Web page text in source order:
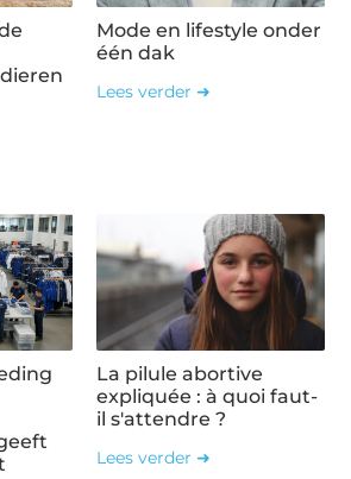
Mode en lifestyle onder
één dak
Lees verder ➜
La pilule abortive
expliquée : à quoi faut-
il s'attendre ?
Lees verder ➜